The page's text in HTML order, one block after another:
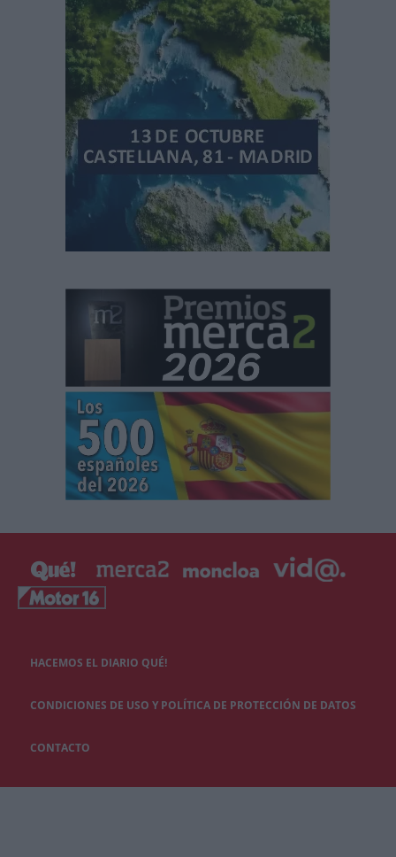
HACEMOS EL DIARIO QUÉ!
CONDICIONES DE USO Y POLÍTICA DE PROTECCIÓN DE DATOS
CONTACTO